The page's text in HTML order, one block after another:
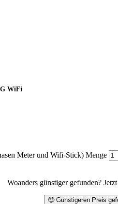
WiFi
Meter und Wifi-Stick) Menge
Woanders günstiger gefunden?
🤑 Günstigeren Preis